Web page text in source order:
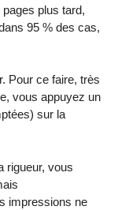
plus tard,
95 % des cas,
Pour ce faire, très
vous appuyez un
sur la
rigueur, vous
impressions ne